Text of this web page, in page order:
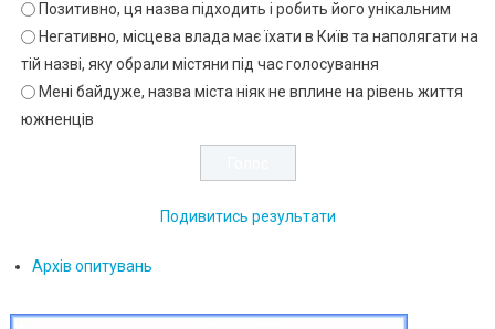
Позитивно, ця назва підходить і робить його унікальним
Негативно, місцева влада має їхати в Київ та наполягати на
тій назві, яку обрали містяни під час голосування
Мені байдуже, назва міста ніяк не вплине на рівень життя
южненців
Подивитись результати
Архів опитувань